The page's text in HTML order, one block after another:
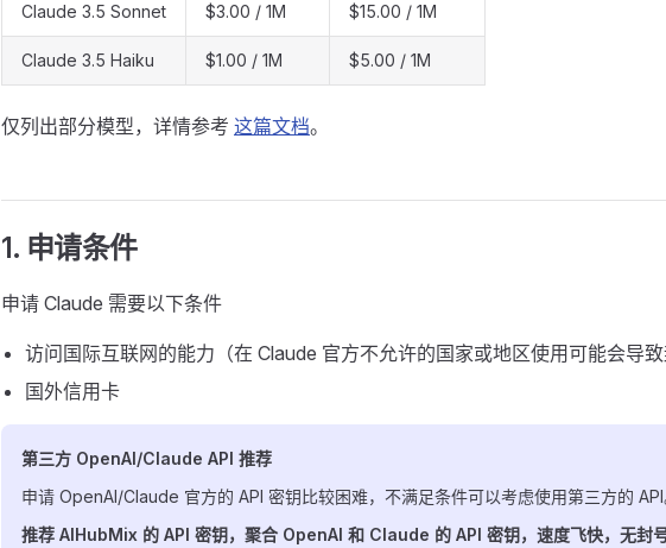
Claude 3.5 Sonnet $3.00 / 1M $15.00 / 1M
Claude 3.5 Haiku $1.00 / 1M $5.00 / 1M
仅列出部分模型，详情参考 这篇文档。
1. 申请条件
申请 Claude 需要以下条件
访问国际互联网的能力（在 Claude 官方不允许的国家或地区使用可能会导致
国外信用卡
第三方 OpenAI/Claude API 推荐
申请 OpenAI/Claude 官方的 API 密钥比较困难，不满足条件可以考虑使用第三方的 API
推荐 AIHubMix 的 API 密钥，聚合 OpenAI 和 Claude 的 API 密钥，速度飞快，无封号